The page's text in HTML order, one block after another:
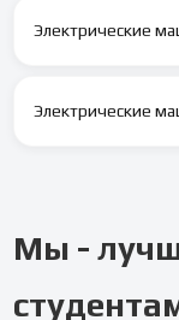
Электрические
Электрические
Мы -